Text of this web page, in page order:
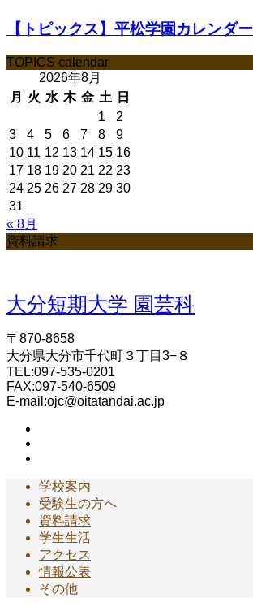
【トピックス】平松学園カレンダー
TOPICS calendar
2026年8月
月
火 水 木 金 土
日
1
2
3
4 5 6 7 8
9
10 11 12 13 14 15 16
17 18 19 20 21 22 23
24 25 26 27 28 29 30
31
« 8月
資料請求
大分短期大学 園芸科
〒870-8658
大分県大分市千代町３丁目3−８
TEL:097-535-0201
FAX:097-540-6509
E-mail:ojc@oitatandai.ac.jp
学校案内
受験生の方へ
資料請求
学生生活
アクセス
情報公表
その他